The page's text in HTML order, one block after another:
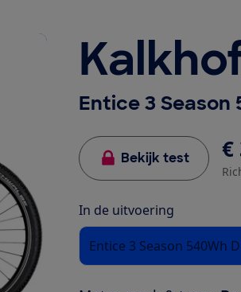
Entice 3 Season
Bekijk test €
In de uitvoering
Entice 3 Season 540Wh